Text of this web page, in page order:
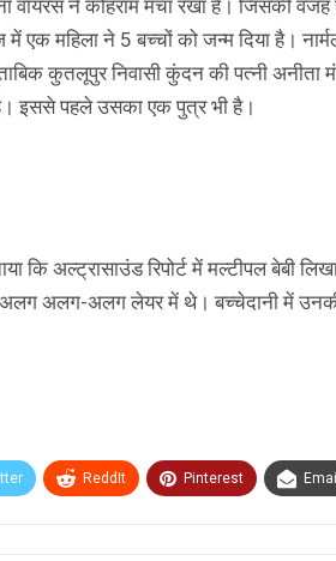
वायरस ने कोहराम मचा रखा है। जिसकी वजह
एक महिला ने 5 बच्चों को जन्म दिया है।
कुतलूपुर निवासी कुंदन की पत्नी अनीता
इससे पहले उसका एक पुत्र भी है।
कि अल्ट्रासाउंड रिपोर्ट में मल्टीपल
अलग-अलग लेयर में थे। बच्चेदानी में
ReddIt Pinterest Email